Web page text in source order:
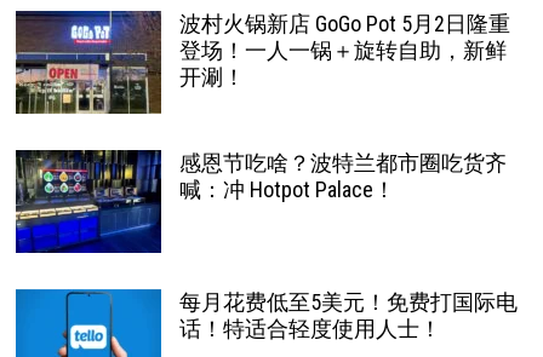
波村火锅新店 GoGo Pot 5月2日隆重
登场！一人一锅＋旋转自助，新鲜
开涮！
感恩节吃啥？波特兰都市圈吃货齐
喊：冲 Hotpot Palace！
每月花费低至5美元！免费打国际电
话！特适合轻度使用人士！